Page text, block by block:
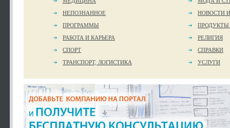
НЕПОЗНАННОЕ
НОВОСТИ
ПРОГРАММЫ
РАБОТА И КАРЬЕРА
РЕЛИГИЯ
СПОРТ
СПРАВКИ
ТРАНСПОРТ, ЛОГИСТИКА
УСЛУГИ